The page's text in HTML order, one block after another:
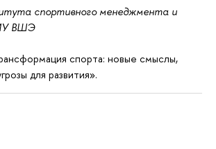
спортивного менеджмента и
ВШЭ
спорта: новые смыслы,
для развития».